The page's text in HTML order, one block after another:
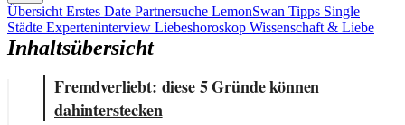
ÜbersichtErstes Date Partnersuche LemonSwan Tipps Single
Städte Experteninterview Liebeshoroskop Wissenschaft & Liebe
Inhaltsübersicht
Fremdverliebt: diese 5 Gründe können
dahinterstecken